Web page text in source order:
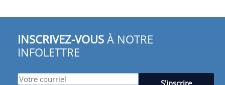
INSCRIVEZ-VOUS À NOTRE
INFOLETTRE